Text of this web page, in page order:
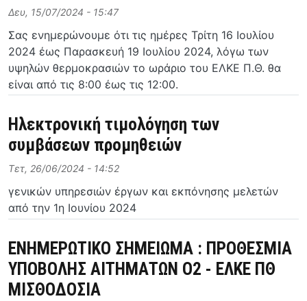
Δευ, 15/07/2024 - 15:47
Σας ενημερώνουμε ότι τις ημέρες Τρίτη 16 Ιουλίου
2024 έως Παρασκευή 19 Ιουλίου 2024, λόγω των
υψηλών θερμοκρασιών το ωράριο του ΕΛΚΕ Π.Θ. θα
είναι από τις 8:00 έως τις 12:00.
Hλεκτρονική τιμολόγηση των
συμβάσεων προμηθειών
Τετ, 26/06/2024 - 14:52
γενικών υπηρεσιών έργων και εκπόνησης μελετών
από την 1η Ιουνίου 2024
ΕΝΗΜΕΡΩΤΙΚΟ ΣΗΜΕΙΩΜΑ : ΠΡΟΘΕΣΜΙΑ
ΥΠΟΒΟΛΗΣ ΑΙΤΗΜΑΤΩΝ Ο2 - ΕΛΚΕ ΠΘ
ΜΙΣΘΟΔΟΣΙΑ